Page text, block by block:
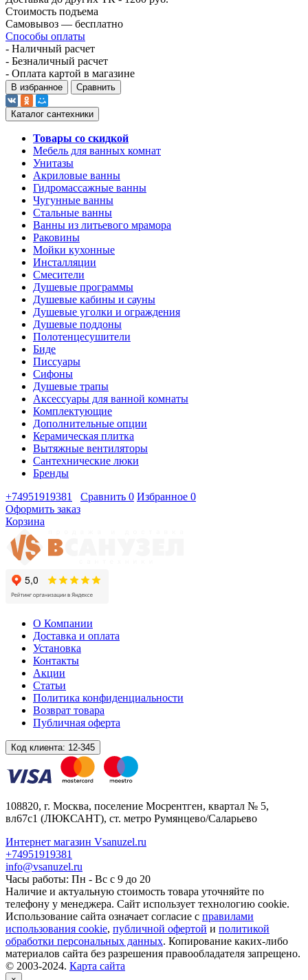
Стоимость подъема
Самовывоз — бесплатно
Способы оплаты
- Наличный расчет
- Безналичный расчет
- Оплата картой в магазине
В избранное Сравнить
Каталог сантехники
Товары со скидкой
Мебель для ванных комнат
Унитазы
Акриловые ванны
Гидромассажные ванны
Чугунные ванны
Стальные ванны
Ванны из литьевого мрамора
Раковины
Мойки кухонные
Инсталляции
Смесители
Душевые программы
Душевые кабины и сауны
Душевые уголки и ограждения
Душевые поддоны
Полотенцесушители
Биде
Писсуары
Сифоны
Душевые трапы
Аксессуары для ванной комнаты
Комплектующие
Дополнительные опции
Керамическая плитка
Вытяжные вентиляторы
Сантехнические люки
Бренды
+74951919381
Сравнить 0 Избранное 0
Оформить заказ
Корзина
О Компании
Доставка и оплата
Установка
Контакты
Акции
Статьи
Политика конфиденциальности
Возврат товара
Публичная оферта
Код клиента: 12-345
108820, г. Москва, поселение Мосрентген, квартал № 5,
вл67с1 (ЛЮКСАНТ), ст. метро Румянцево/Саларьево
Интернет магазин Vsanuzel.ru
+74951919381
info@vsanuzel.ru
Часы работы: Пн - Вс с 9 до 20
Наличие и актуальную стоимость товара уточняйте по
телефону у менеджера. Сайт использует технологию cookie.
Использование сайта означает согласие с правилами
использования cookie, публичной офертой и политикой
обработки персональных данных. Копирование каких-либо
материалов сайта без разрешения правообладателя запрещено.
© 2003-2024. Карта сайта